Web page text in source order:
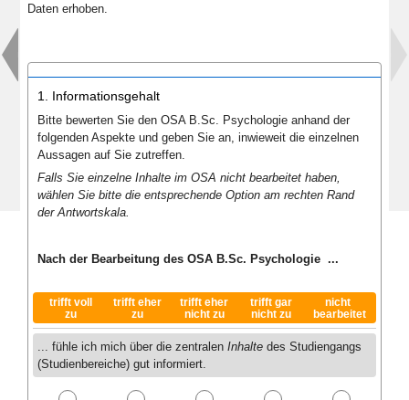
Daten erhoben.
1. Informationsgehalt
Bitte bewerten Sie den OSA B.Sc. Psychologie anhand der
folgenden Aspekte und geben Sie an, inwieweit die einzelnen
Aussagen auf Sie zutreffen.
Falls Sie einzelne Inhalte im OSA nicht bearbeitet haben,
wählen Sie bitte die entsprechende Option am rechten Rand
der Antwortskala.
Nach der Bearbeitung des OSA B.Sc. Psychologie ...
trifft voll
zu
trifft eher
zu
trifft eher
nicht zu
trifft gar
nicht zu
nicht
bearbeitet
... fühle ich mich über die zentralen Inhalte des Studiengangs
(Studienbereiche) gut informiert.